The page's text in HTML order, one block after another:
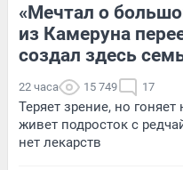
«Мечтал о
из Камеруна
создал здесь
22 часа 15 749 17
Теряет зрение, но
живет подросток с
нет лекарств